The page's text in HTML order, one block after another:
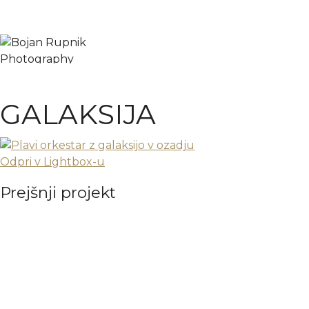
GALAKSIJA
Odpri v Lightbox-u
Prejšnji projekt